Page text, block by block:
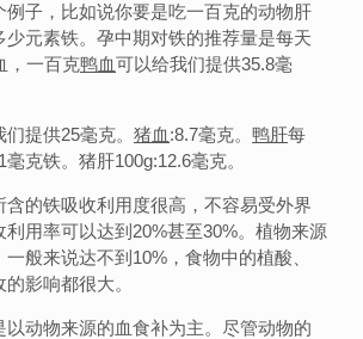
子，比如说你要是吃一百克的动物肝
少元素铁。孕中期对铁的推荐量是每天
，一百克鸭血可以给我们提供35.8毫
提供25毫克。 猪血 :8.7毫克。 鸭肝每
克铁。猪肝100g:12.6毫克。
的铁吸收利用度很高，不容易受外界
利用率可以达到20%甚至30%。植物来源
般来说达不到10%，食物中的植酸、
影响都很大。
动物来源的血食补为主。尽管动物的